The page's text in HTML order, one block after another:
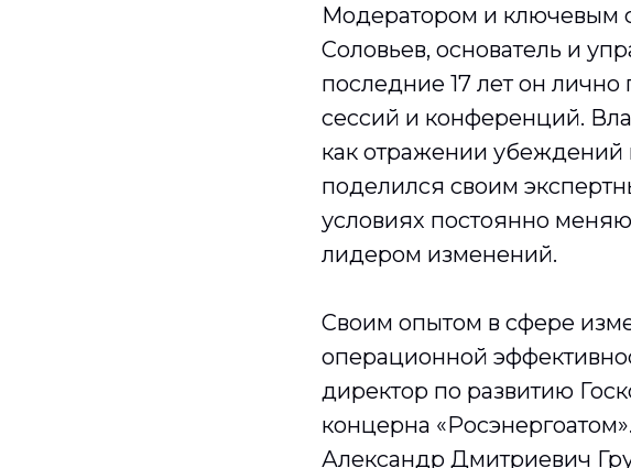
Модератором и ключевым
Соловьев, основатель и
последние 17 лет он лично
сессий и конференций.
как отражении
поделился своим
условиях постоянно
лидером изменений.
Своим опытом в сфере
операционной
директор по развитию
концерна «Росэнергоатом».
Александр Дмитриевич